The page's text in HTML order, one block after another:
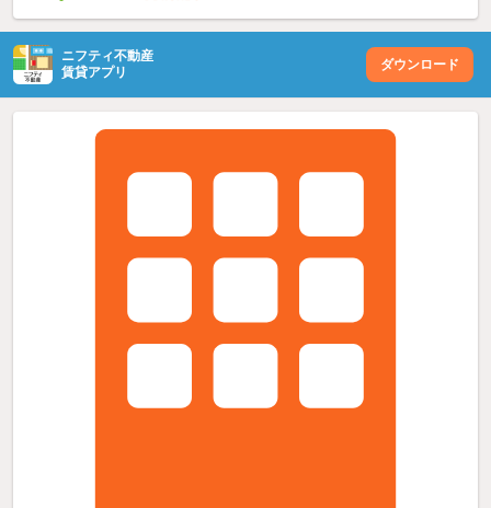
ニフティ不動産
賃貸アプリ
ダウンロード